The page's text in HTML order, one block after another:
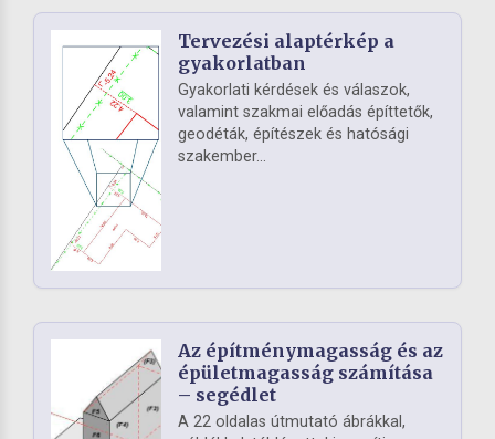
Tervezési alaptérkép a
gyakorlatban
Gyakorlati kérdések és válaszok,
valamint szakmai előadás építtetők,
geodéták, építészek és hatósági
szakember...
Az építménymagasság és az
épületmagasság számítása
– segédlet
A 22 oldalas útmutató ábrákkal,